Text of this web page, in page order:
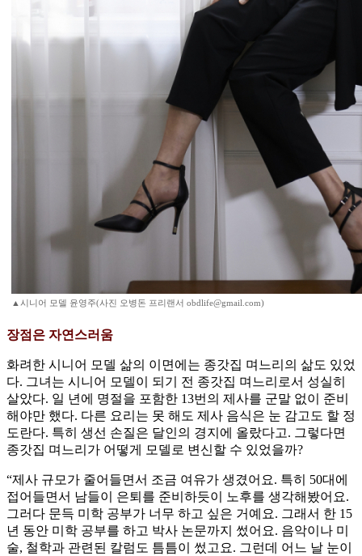
▲시니어 모델 윤영주(사진 오병돈 프리랜서 obdlife@gmail.com)
장점은 자연스러움
화려한 시니어 모델 삶의 이면에는 종갓집 며느리의 삶도 있었
다. 그녀는 시니어 모델이 되기 전 종갓집 며느리로서 성실히
살았다. 일 년에 명절을 포함한 13번의 제사를 군말 없이 준비
해야만 했다. 다른 요리는 못 해도 제사 음식은 눈 감고도 할 정
도란다. 특히 생선 손질은 달인의 경지에 올랐다고. 그렇다면
종갓집 며느리가 어떻게 모델로 변신할 수 있었을까?
“제사 규모가 줄어들면서 조금 여유가 생겼어요. 특히 50대에
접어들면서 남들이 은퇴를 준비하듯이 노후를 생각해봤어요.
그러다 문득 미학 공부가 너무 하고 싶은 거예요. 그래서 한 15
년 동안 미학 공부를 하고 박사 논문까지 썼어요. 음악이나 미
술, 철학과 관련된 칼럼도 틈틈이 썼고요. 그런데 어느 날 눈이